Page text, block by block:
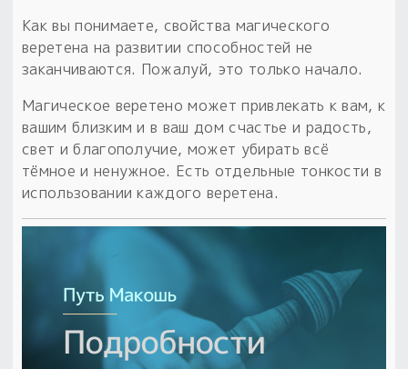
Как вы понимаете, свойства магического
веретена на развитии способностей не
заканчиваются. Пожалуй, это только начало.
Магическое веретено может привлекать к вам, к
вашим близким и в ваш дом счастье и радость,
свет и благополучие, может убирать всё
тёмное и ненужное. Есть отдельные тонкости в
использовании каждого веретена.